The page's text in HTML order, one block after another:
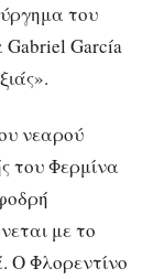
του
García
νεαρού
του Φερμίνα
με το
Ο Φλορεντίνο